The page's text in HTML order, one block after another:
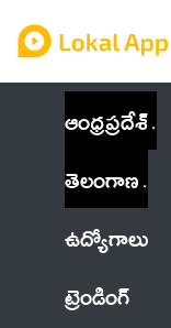
ఆంధ్రప్రదేశ్
తెలంగాణ
ఉద్యోగాలు
ట్రెండింగ్